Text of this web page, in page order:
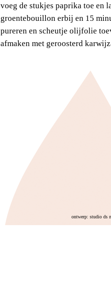
voeg de stukjes paprika toe en
groentebouillon erbij en 15
pureren en scheutje olijfolie
afmaken met geroosterd
ontwerp: studio ds